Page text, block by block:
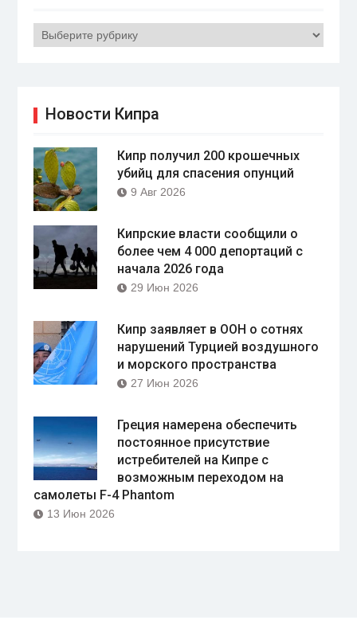
Рубрики
Новости Кипра
Кипр получил 200 крошечных
убийц для спасения опунций
9 Авг 2026
Кипрские власти сообщили о
более чем 4 000 депортаций с
начала 2026 года
29 Июн 2026
Кипр заявляет в ООН о сотнях
нарушений Турцией воздушного
и морского пространства
27 Июн 2026
Греция намерена обеспечить
постоянное присутствие
истребителей на Кипре с
возможным переходом на
самолеты F-4 Phantom
13 Июн 2026